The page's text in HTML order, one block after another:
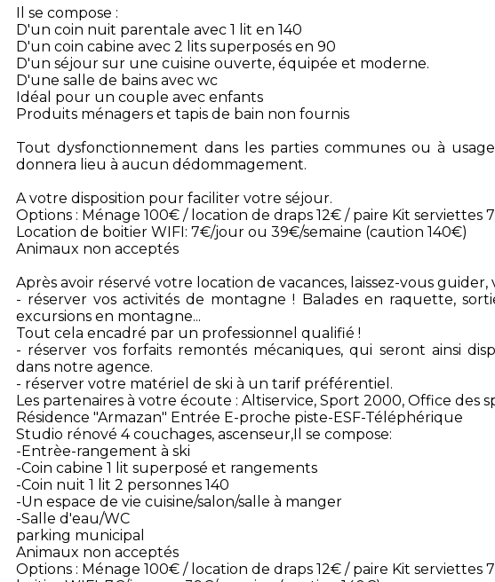
Il se compose :
D'un coin nuit parentale avec 1 lit en 140
D'un coin cabine avec 2 lits superposés en 90
D'un séjour sur une cuisine ouverte, équipée et moderne.
D'une salle de bains avec wc
Idéal pour un couple avec enfants
Produits ménagers et tapis de bain non fournis
Tout dysfonctionnement dans les parties communes ou à
donnera lieu à aucun dédommagement.
A votre disposition pour faciliter votre séjour.
Options : Ménage 100€ / location de draps 12€ / paire Kit serviettes
Location de boitier WIFI: 7€/jour ou 39€/semaine (caution 140€)
Animaux non acceptés
Après avoir réservé votre location de vacances, laissez-vous guider,
- réserver vos activités de montagne ! Balades en raquette,
excursions en montagne...
Tout cela encadré par un professionnel qualifié !
- réserver vos forfaits remontés mécaniques, qui seront ainsi
dans notre agence.
- réserver votre matériel de ski à un tarif préférentiel.
Les partenaires à votre écoute : Altiservice, Sport 2000, Office des
Résidence "Armazan" Entrée E-proche piste-ESF-Téléphérique
Studio rénové 4 couchages, ascenseur,Il se compose:
-Entrèe-rangement à ski
-Coin cabine 1 lit superposé et rangements
-Coin nuit 1 lit 2 personnes 140
-Un espace de vie cuisine/salon/salle à manger
-Salle d'eau/WC
parking municipal
Animaux non acceptés
Options : Ménage 100€ / location de draps 12€ / paire Kit serviettes